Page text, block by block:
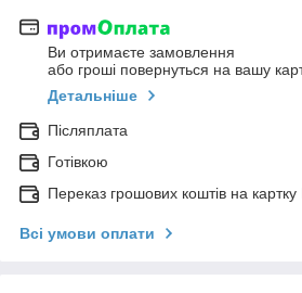
Ви отримаєте замовлення
або гроші повернуться на вашу
Детальніше
Післяплата
Готівкою
Переказ грошових коштів на
Всі умови оплати